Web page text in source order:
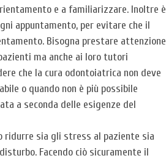
e a familiarizzare. Inoltre è
appuntamento, per evitare che il
Bisogna prestare attenzione
ma anche ai loro tutori
che la cura odontoiatrica non deve
o quando non è più possibile
a seconda delle esigenze del
ridurre sia gli stress al paziente sia
Facendo ciò sicuramente il